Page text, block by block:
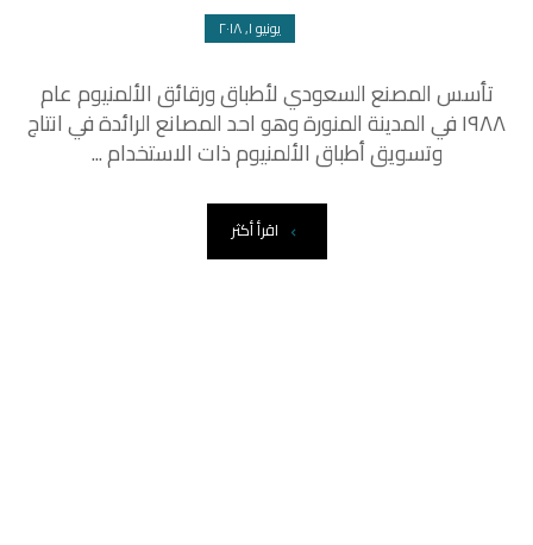
يونيو ١, ٢٠١٨
تأسس المصنع السعودي لأطباق ورقائق الألمنيوم عام
١٩٨٨ في المدينة المنورة وهو احد المصانع الرائدة في انتاج
وتسويق أطباق الألمنيوم ذات الاستخدام ...
اقرأ أكثر